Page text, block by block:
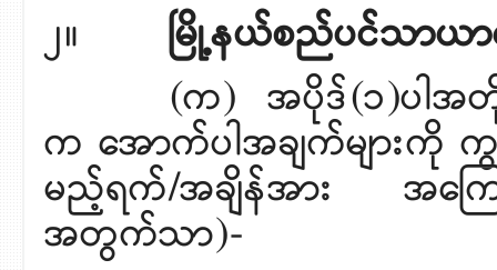
၂။မြို့နယ်စည်ပင်သာယ
(က) အပိုဒ်(၁)ပါအတိုင်း
က အောက်ပါအချက်များကို
မည့်ရက်/အချိန်အား အကြော
အတွက်သာ)-